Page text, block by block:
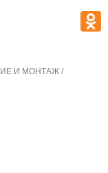
И МОНТАЖ /